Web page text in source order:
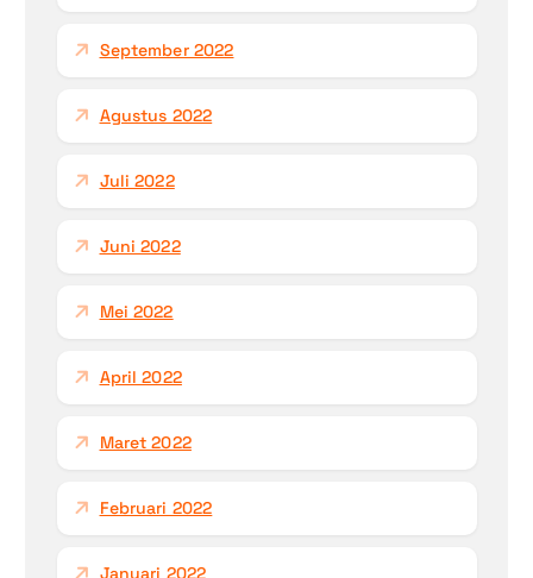
September 2022
Agustus 2022
Juli 2022
Juni 2022
Mei 2022
April 2022
Maret 2022
Februari 2022
Januari 2022